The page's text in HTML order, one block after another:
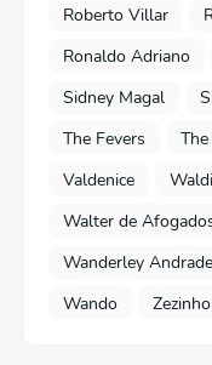
Roberto Villar
Ronaldo Adriano
Sidney Magal
The Fevers
Valdenice
Walter de
Wanderley Andrade
Wando